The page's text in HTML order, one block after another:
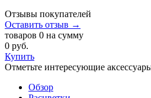
Отзывы покупателей
Оставить отзыв →
товаров 0 на сумму
0 руб.
Купить
Отметьте интересующие
Обзор